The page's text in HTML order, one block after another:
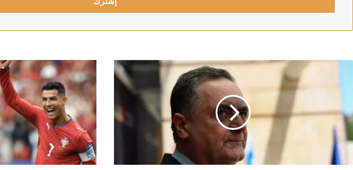
أردوغان: إرسال تشريع يتعلق بحل حزب العمال الكردستاني إلى البرلمان خلال أيام